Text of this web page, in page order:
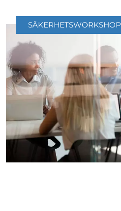
SÄKERHETSWORKSHOP